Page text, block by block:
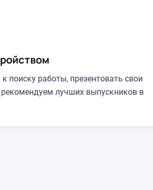
поиску работы, презентовать свои
лучших выпускников в